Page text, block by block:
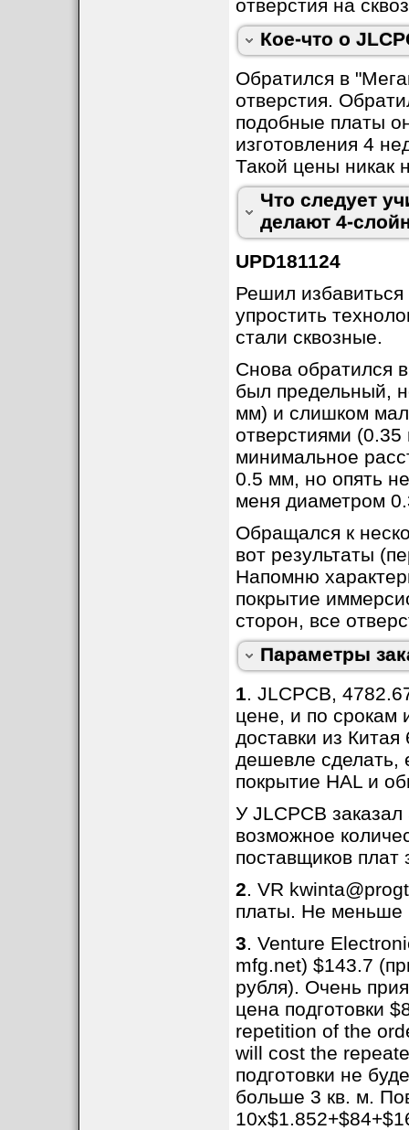
отверстия на
Кое-что о
но не вернули,
переписки)".
Поддержка
платежа из
Звоню в банк,
Поддержка
коллегам,
Через
якобы
Поддержка
7. Переписку
автомат - по
читая, что ты им
менеджер, с ним
Обратился в
отверстия.
подобные платы
изготовления 4
Такой цены никак
Что следует
делают 4-
информации для
3. Если у платы
Via), или не дай
то добавляются
отдельный файл
слоями. CAM-
трудность тут в
производителю
UPD181124
Решил
упростить
стали сквозные.
Снова обратился
был предельный,
мм) и слишком
отверстиями
минимальное
0.5 мм, но опять
меня диаметром
Обращался к
вот результаты
Напомню
покрытие
сторон, все
Параметры
Количество слоев
Размер платы
Общая толщина платы
Цвет маски
Финишное покрытие
Fingers)
Основной материал платы (core)
Панелизация
Flying Probe Test (электротест)
Castellated Holes (краевые
металлизированные контакты)
Количество плат, шт.
Время изготовления (JLCPCB)
1. JLCPCB,
цене, и по срокам
доставки из
дешевле сделать,
покрытие HAL и
У JLCPCB
возможное
поставщиков плат
2. VR
платы. Не меньше
3. Venture
mfg.net) $143.7
рубля). Очень
цена подготовки
repetition of the
will cost the
подготовки не
больше 3 кв. м.